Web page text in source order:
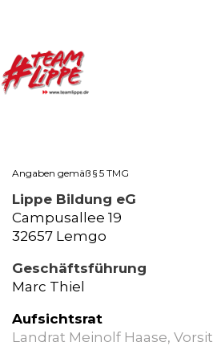
content
IMPRESSUM
Angaben gemäß § 5 TMG
Lippe Bildung eG
Campusallee 19
32657 Lemgo
Geschäftsführung
Marc Thiel
Aufsichtsrat
Landrat Meinolf Haase,